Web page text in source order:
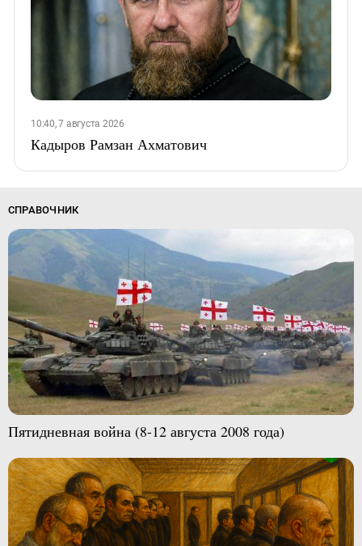
10:40, 7 августа 2026
Кадыров Рамзан Ахматович
СПРАВОЧНИК
Пятидневная война (8-12 августа 2008 года)